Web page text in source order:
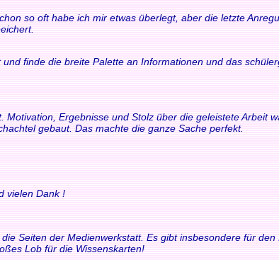
so oft habe ich mir etwas überlegt, aber die letzte
finde die breite Palette an Informationen und das
Ergebnisse und Stolz über die geleistete Arbeit
gebaut. Das machte die ganze Sache perfekt.
vielen Dank !
Seiten der Medienwerkstatt. Es gibt insbesondere für
Lob für die Wissenskarten!